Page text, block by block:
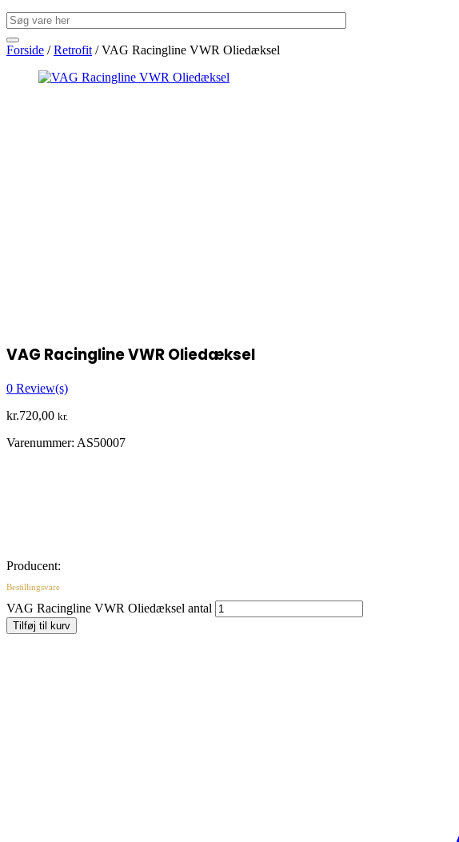
Forside /Retrofit / VAG Racingline VWR Oliedæksel
VAG Racingline VWR Oliedæksel
0 Review(s)
kr.720,00 kr.
Varenummer: AS50007
Producent:
Bestillingsvare
VAG Racingline VWR Oliedæksel antal
Tilføj til kurv